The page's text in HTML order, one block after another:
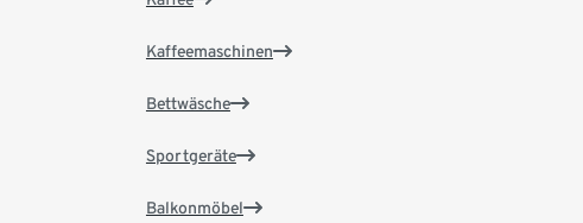
Kaffeemaschinen
Bettwäsche
Sportgeräte
Balkonmöbel